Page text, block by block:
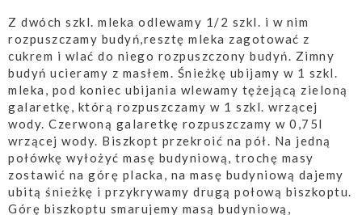
Z dwóch szkl. mleka odlewamy 1/2 szkl. i w nim
rozpuszczamy budyń,resztę mleka zagotować z
cukrem i wlać do niego rozpuszczony budyń. Zimny
budyń ucieramy z masłem. Śnieżkę ubijamy w 1 szkl.
mleka, pod koniec ubijania wlewamy tężejącą zieloną
galaretkę, którą rozpuszczamy w 1 szkl. wrzącej
wody. Czerwoną galaretkę rozpuszczamy w 0,75l
wrzącej wody. Biszkopt przekroić na pół. Na jedną
połówkę wyłożyć masę budyniową, trochę masy
zostawić na górę placka, na masę budyniową dajemy
ubitą śnieżkę i przykrywamy drugą połową biszkoptu.
Górę biszkoptu smarujemy masą budyniową,